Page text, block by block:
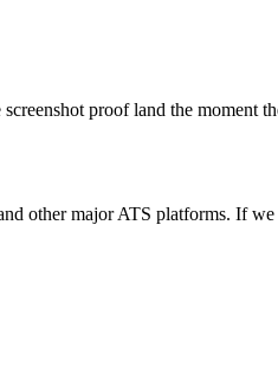
proof land the moment
other major ATS platforms. If